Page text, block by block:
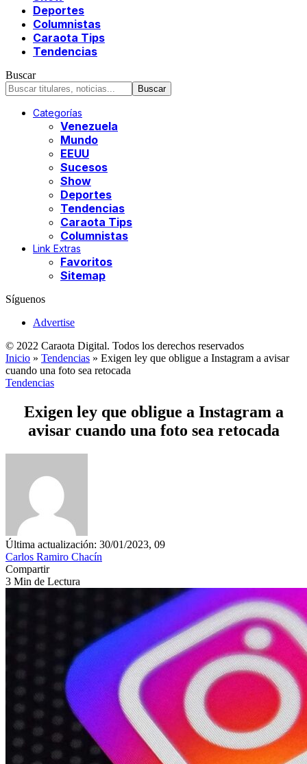
Deportes
Columnistas
Caraota Tips
Tendencias
Buscar
Categorías
Venezuela
Mundo
EEUU
Sucesos
Show
Deportes
Tendencias
Caraota Tips
Columnistas
Link Extras
Favoritos
Sitemap
Síguenos
Advertise
© 2022 Caraota Digital. Todos los derechos reservados
Inicio » Tendencias » Exigen ley que obligue a Instagram a avisar
cuando una foto sea retocada
Tendencias
Exigen ley que obligue a Instagram a
avisar cuando una foto sea retocada
Última actualización: 30/01/2023, 09
Carlos Ramiro Chacín
Compartir
3 Min de Lectura